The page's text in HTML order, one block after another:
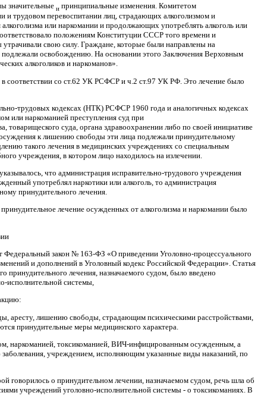
значительные и принципиальные изменения. Комитетом
и трудовом перевоспитании лиц, страдающих алкоголизмом и
или наркомании и продолжающих употреблять алкоголь или
положениям Конституции СССР того времени и
свою силу. Граждане, которые были направлены на
освобождению. На основании этого Заключе­ния Верховным
ал­коголиков и наркоманов».
в соответствии со ст.62 УК РСФСР и ч.2 ст.97 УК РФ. Это лечение было
трудовых кодексах (НТК) РСФСР 1960 года и аналогичных кодексах
или наркоманией преступления суд при
товарищеского суда, органа здравоохранении либо по своей инициативе
к лишению свободы эти лица подлежали принудительному
такого лечения в медицинских учреждениях со специальным
учреждения, в котором лицо находилось на излечении.
что администрация исправительно-трудового учреждения
употреблял наркотики или алкоголь, то администрация
при­нудительного лечения.
лечение осужденных от алкоголизма и наркомании было
Федеральный закон № 163-ФЗ «О приведении Уголовно-процессуального
и дополнений в Уголовный кодекс Российской Федерации». Статья
лечения, назначаемого судом, было введено
исполнительной системы,
аресту, лишению свобо­ды, страдающим психическими расстройствами,
принудительные меры медицинского характера.
наркоманией, токсикоманией, ВИЧ-инфицированным осужденным, а
учреждением, исполняющим указанные виды наказаний, по
говорилось о при­нудительном лечении, назначаемом судом, речь шла об
учреждений уголовно-исполнительной системы - о токсикоманиях. В